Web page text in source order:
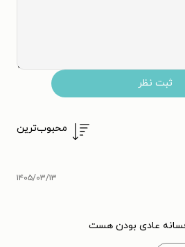
ثبت نظر
محبوب‌ترین
۱۴۰۵/۰۳/۱۳
عادی بودن هست